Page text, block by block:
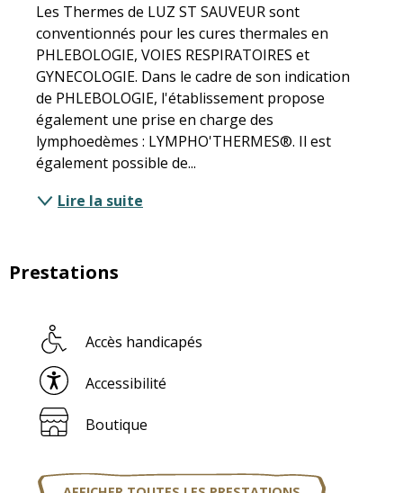
Les Thermes de LUZ ST SAUVEUR sont
conventionnés pour les cures thermales en
PHLEBOLOGIE, VOIES RESPIRATOIRES et
GYNECOLOGIE. Dans le cadre de son indication
de PHLEBOLOGIE, l'établissement propose
également une prise en charge des
lymphoedèmes : LYMPHO'THERMES®. Il est
également possible de...
Lire la suite
Prestations
Accès handicapés
Accessibilité
Boutique